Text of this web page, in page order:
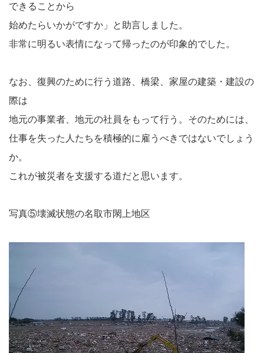
できることから
始めたらいかがですか」と助言しました。
非常に明るい表情になって帰ったのが印象的でした。
なお、復興のために行う道路、橋梁、家屋の建築・建設の
際は
地元の事業者、地元の社員をもって行う。そのためには、
仕事を失った人たちを積極的に雇うべきではないでしょう
か。
これが被災者を支援する道だと思います。
写真⑤壊滅状態の名取市閖上地区